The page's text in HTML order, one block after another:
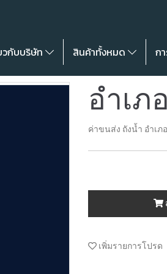
วกับบริษัท สินค้าทั้งหมด ก
อำเภ
ค่าขนส่ง ถังน้ำ อำเภ
เพิ่มรายการโปรด